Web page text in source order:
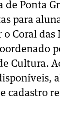
de Ponta
para
o Coral das
Cultura.
cadastro